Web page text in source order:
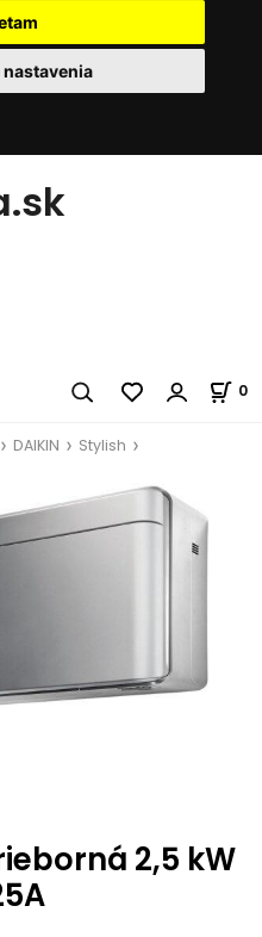
0
DAIKIN Stylish
2,5 kW